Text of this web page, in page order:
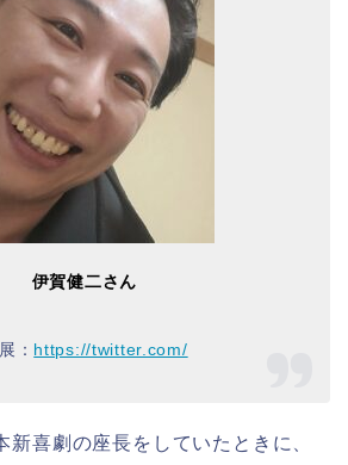
伊賀健二さん
： https://twitter.com/
新喜劇の座長をしていたときに、